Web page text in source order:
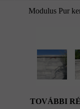
Modulus Pur
TOVÁBBI